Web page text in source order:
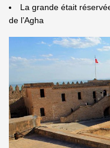
La grande était
de l’Agha